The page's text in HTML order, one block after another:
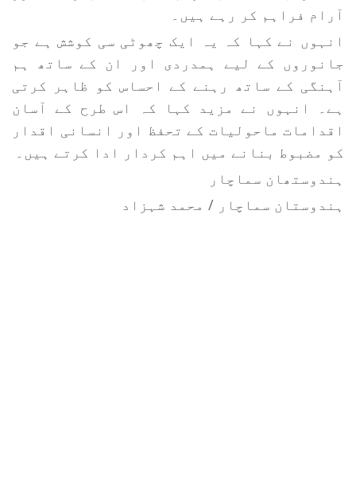
آرام فراہم کر رہے ہیں۔
انہوں نے کہا کہ یہ ایک چھوٹی سی کوشش ہے جو
جانوروں کے لیے ہمدردی اور ان کے ساتھ ہم
آہنگی کے ساتھ رہنے کے احساس کو ظاہر کرتی
ہے۔ انہوں نے مزید کہا کہ اس طرح کے آسان
اقدامات ماحولیات کے تحفظ اور انسانی اقدار
کو مضبوط بنانے میں اہم کردار ادا کرتے ہیں۔
ہندوستھان سماچار
ہندوستان سماچار / محمد شہزاد